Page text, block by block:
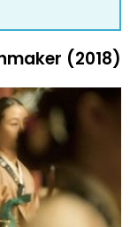
(2018)